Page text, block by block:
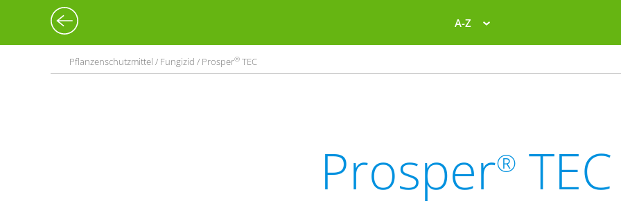
A-Z
Pflanzenschutzmittel / Fungizid / Prosper® TEC
Prosper® TEC